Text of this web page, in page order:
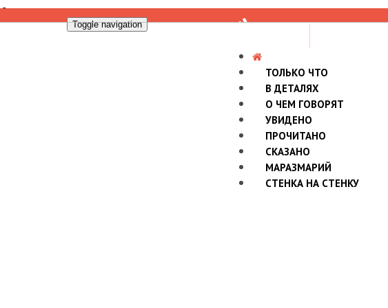
Toggle navigation
ТОЛЬКО ЧТО
В ДЕТАЛЯХ
О ЧЕМ ГОВОРЯТ
УВИДЕНО
ПРОЧИТАНО
СКАЗАНО
МАРАЗМАРИЙ
СТЕНКА НА СТЕНКУ